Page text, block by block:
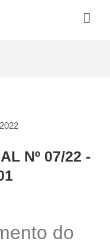
Nº 07/22 -
do